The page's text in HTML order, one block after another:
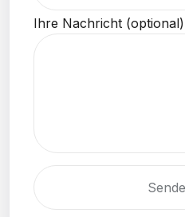
Ihre Nachricht (optional)